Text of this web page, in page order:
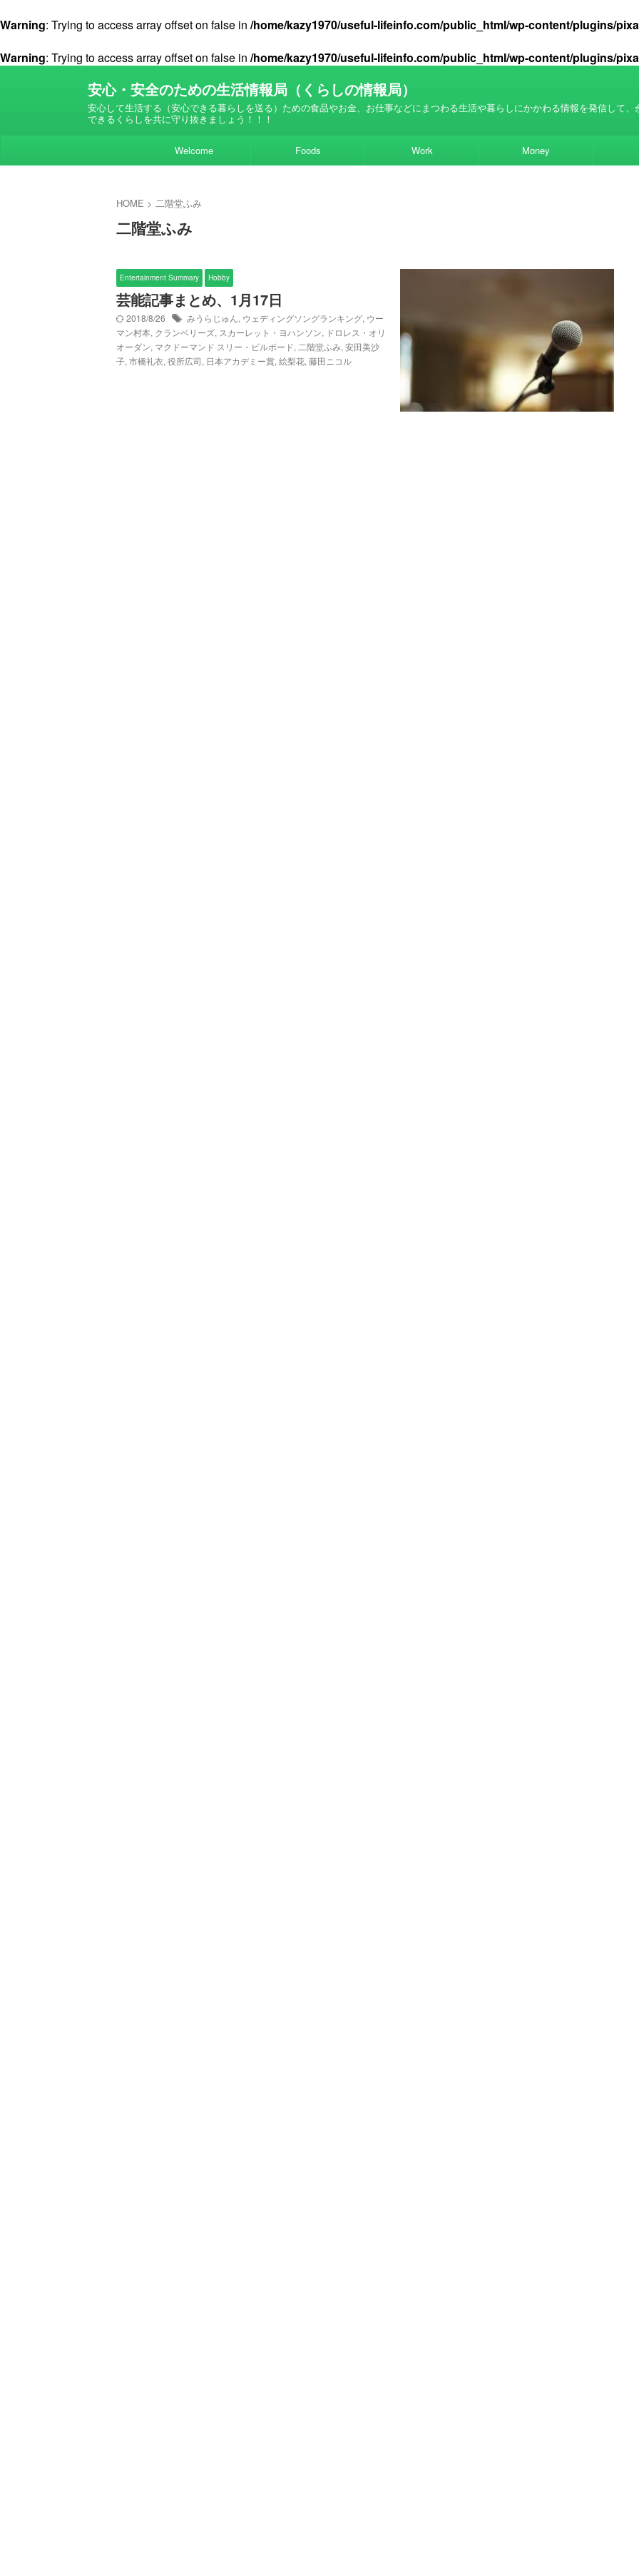
Warning: Trying to access array offset on false in /home/kazy1970/useful-lifeinfo.com/public_html/wp-content/plugins/
Warning: Trying to access array offset on false in /home/kazy1970/useful-lifeinfo.com/public_html/wp-content/plugins/
安心・安全のための生活情報局（くらしの情報局）
安心して生活する（安心できる暮らしを送る）ための食品やお金、お仕事などにまつわる生活や暮らしにかかわる情報を発信して
できるくらしを共に守り抜きましょう！！！
Welcome Foods Work Money
HOME > 二階堂ふみ
二階堂ふみ
Entertainment Summary Hobby
芸能記事まとめ、1月17日
2018/8/26 みうらじゅん, ウェディングソングランキング, ウー
マン村本, クランベリーズ, スカーレット・ヨハンソン, ドロレス・オリ
オーダン, マクドーマンド スリー・ビルボード, 二階堂ふみ, 安田美沙
子, 市橋礼衣, 役所広司, 日本アカデミー賞, 絵梨花, 藤田ニコル